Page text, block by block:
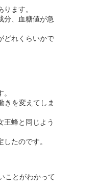
ます。
分、血糖値が急
どれくらいかで
きを変えてしま
王蜂と同じよう
たのです。
ことがわかって